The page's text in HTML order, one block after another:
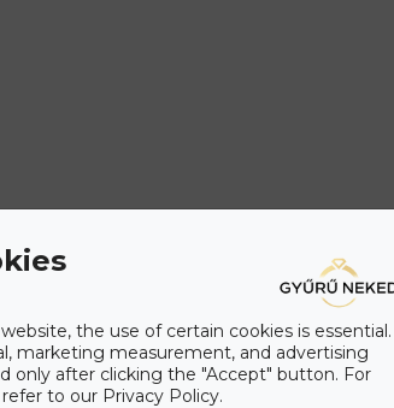
the use of certain cookies is essential.
marketing measurement, and advertising
only after clicking the "Accept" button. For
to our Privacy Policy.